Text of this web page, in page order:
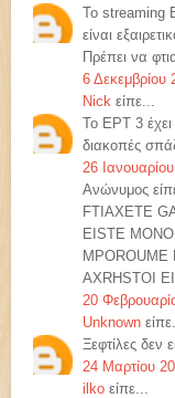
Το streaming
είναι
Πρέπει να
6 Δεκεμβρίου
Nick είπε...
Το ΕΡΤ 3
διακοπές
26
Ανώνυμος
FTIAXETE
EISTE
MPOROUME
AXRHSTOI
20
Unknown
Ξεφτίλες δεν
24 Μαρτίου
ilko είπε...